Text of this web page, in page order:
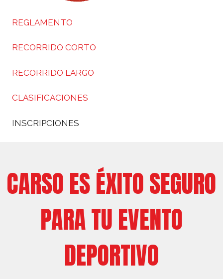
REGLAMENTO
RECORRIDO CORTO
RECORRIDO LARGO
CLASIFICACIONES
INSCRIPCIONES
CARSO ES ÉXITO SEGURO
PARA TU EVENTO
DEPORTIVO